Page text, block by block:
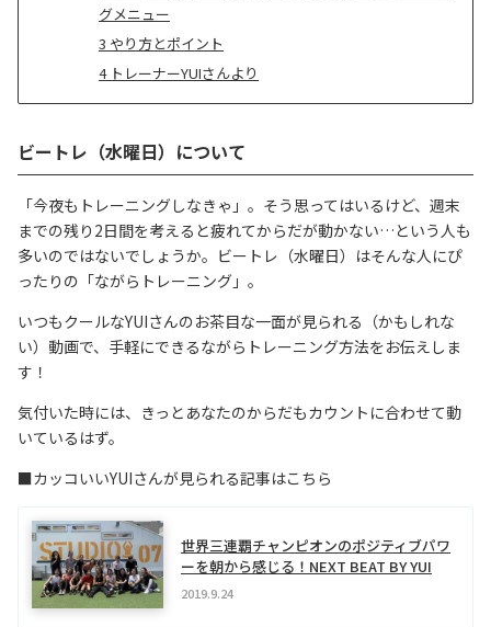
グメニュー
3 やり方とポイント
4トレーナーYUIさんより
ビートレ（水曜日）について
「今夜もトレーニングしなきゃ」。そう思ってはいるけど、週末
までの残り2日間を考えると疲れてからだが動かない…という人も
多いのではないでしょうか。ビートレ（水曜日）はそんな人にぴ
ったりの「ながらトレーニング」。
いつもクールなYUIさんのお茶目な一面が見られる（かもしれな
い）動画で、手軽にできるながらトレーニング方法をお伝えしま
す！
気付いた時には、きっとあなたのからだもカウントに合わせて動
いているはず。
■カッコいいYUIさんが見られる記事はこちら
世界三連覇チャンピオンのポジティブパワ
ーを朝から感じる！NEXT BEAT BY YUI
2019.9.24